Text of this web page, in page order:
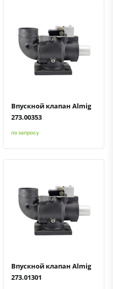
Быстрый просмотрДобавить к сравнению
Добавить в избранное
Впускной клапан Almig
273.00353
по запросу
Быстрый просмотрДобавить к сравнению
Добавить в избранное
Впускной клапан Almig
273.01301